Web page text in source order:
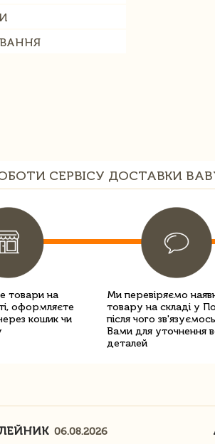
СЕРВІСУ ДОСТАВКИ
товари на
оформляєте
кошик чи
Ми перевіряємо
товару на складі у
після чого
Вами для уточнення
деталей
06.08.2026